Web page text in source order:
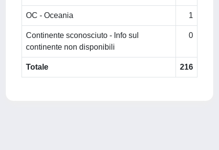
OC - Oceania 1
Continente sconosciuto - Info sul
continente non disponibili
0
Totale 216